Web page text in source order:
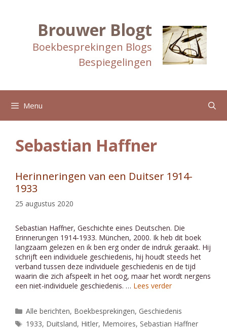
Brouwer Blogt
Boekbesprekingen Blogs
Bespiegelingen
Menu
Sebastian Haffner
Herinneringen van een Duitser 1914-
1933
25 augustus 2020
Sebastian Haffner, Geschichte eines Deutschen. Die
Erinnerungen 1914‑1933. München, 2000. Ik heb dit boek
langzaam gelezen en ik ben erg onder de indruk geraakt. Hij
schrijft een individuele geschiedenis, hij houdt steeds het
verband tussen deze individuele geschiedenis en de tijd
waarin die zich afspeelt in het oog, maar het wordt nergens
een niet-individuele geschiedenis. … Lees verder
Categorieën
Alle berichten, Boekbesprekingen, Geschiedenis
Tags
1933, Duitsland, Hitler, Memoires, Sebastian Haffner